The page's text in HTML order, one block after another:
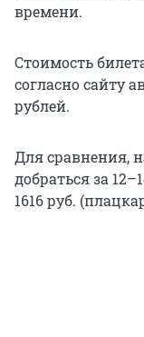
времени.
Стоимость
согласно сайту
рублей.
Для сравнения,
добраться за
1616 руб.